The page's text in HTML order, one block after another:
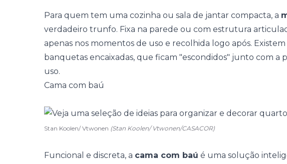
Para quem tem uma cozinha ou sala de jantar compacta, a
verdadeiro trunfo. Fixa na parede ou com estrutura
apenas nos momentos de uso e recolhida logo após.
banquetas encaixadas, que ficam "escondidos" junto com a
uso.
Cama com baú
Stan Koolen/ Vtwonen (Stan Koolen/ Vtwonen/CASACOR)
Funcional e discreta, a cama com baú é uma solução